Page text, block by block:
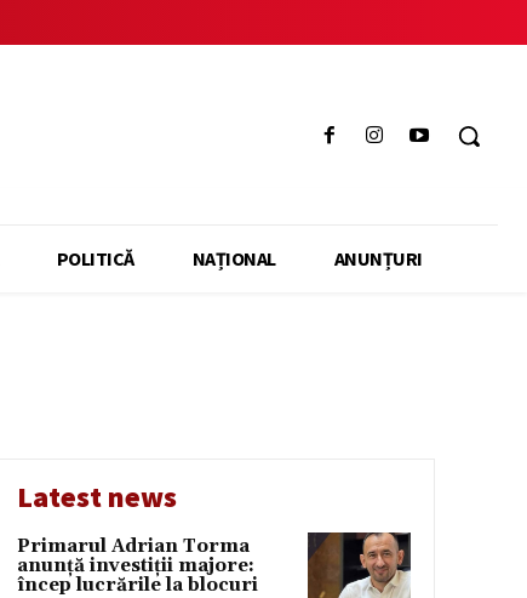
POLITICĂ NAȚIONAL ANUNȚURI
Latest news
Primarul Adrian Torma
anunță investiții majore:
încep lucrările la blocuri